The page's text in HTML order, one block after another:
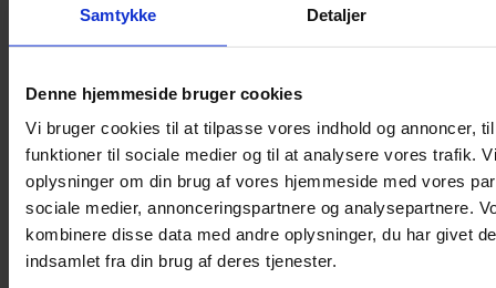
Samtykke Detaljer
Denne hjemmeside bruger cookies
Vi bruger cookies til at tilpasse vores indhold og annoncer,
funktioner til sociale medier og til at analysere vores trafik.
oplysninger om din brug af vores hjemmeside med vores
sociale medier, annonceringspartnere og analysepartnere.
kombinere disse data med andre oplysninger, du har givet
indsamlet fra din brug af deres tjenester.
Kaninbur
Rottebur
Marsvinebur
Løbegård
Overdækning løbegård
Indretning til bure